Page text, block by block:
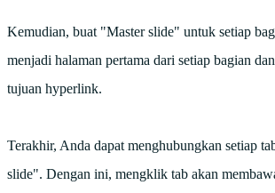
Kemudian, buat "Master slide" untuk setiap
menjadi halaman pertama dari setiap bagian
tujuan hyperlink.
Terakhir, Anda dapat menghubungkan setiap
slide". Dengan ini, mengklik tab akan